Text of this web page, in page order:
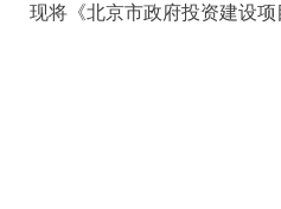
现将《北京市政府投资建设项